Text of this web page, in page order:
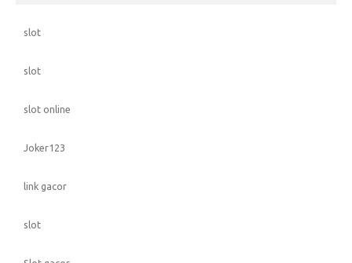
slot
slot
slot online
Joker123
link gacor
slot